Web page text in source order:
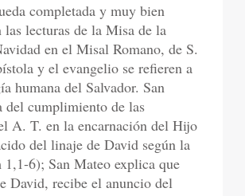
completada y muy bien
las lecturas de la Misa de la
en el Misal Romano, de S.
y el evangelio se refieren a
humana del Salvador. San
del cumplimiento de las
A. T. en la encarnación del Hijo
del linaje de David según la
1,1-6); San Mateo explica que
David, recibe el anuncio del